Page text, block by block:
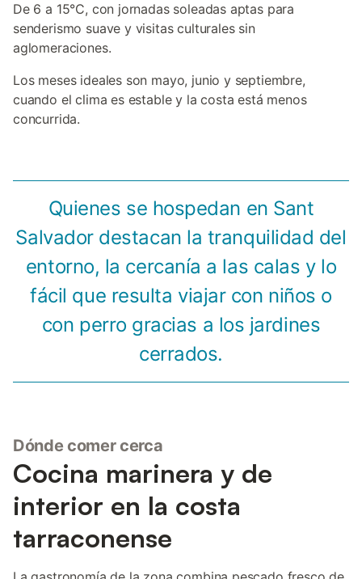
De 6 a 15°C, con jornadas soleadas aptas para
senderismo suave y visitas culturales sin
aglomeraciones.
Los meses ideales son mayo, junio y septiembre,
cuando el clima es estable y la costa está menos
concurrida.
Quienes se hospedan en Sant
Salvador destacan la tranquilidad del
entorno, la cercanía a las calas y lo
fácil que resulta viajar con niños o
con perro gracias a los jardines
cerrados.
Dónde comer cerca
Cocina marinera y de
interior en la costa
tarraconense